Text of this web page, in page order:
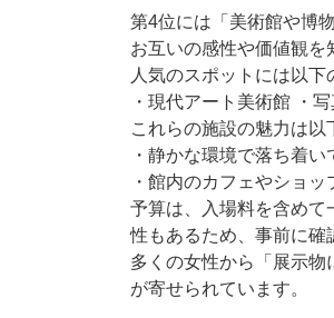
第4位には「美術館や博
お互いの感性や価値観を
人気のスポットには以下
・現代アート美術館 ・
これらの施設の魅力は以
・静かな環境で落ち着
・館内のカフェやショ
予算は、入場料を含め
性もあるため、事前に確
多くの女性から「展示
が寄せられています。